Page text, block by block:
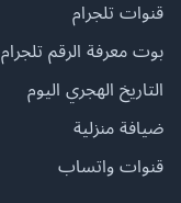
قنوات تلجرام
بوت معرفة الرقم تلجرام
التاريخ الهجري اليوم
ضيافة منزلية
قنوات واتساب